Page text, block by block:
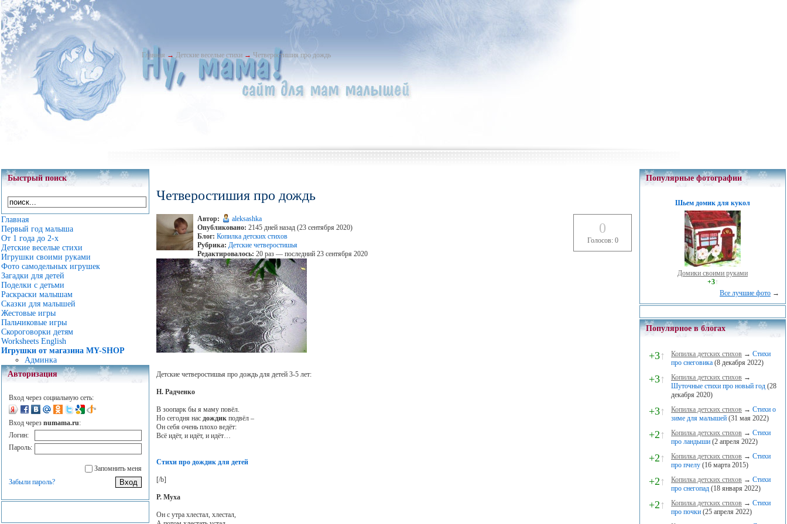
Главная → Детские веселые стихи → Четверостишия про дождь
Быстрый поиск
Главная
Первый год малыша
От 1 года до 2-х
Детские веселые стихи
Игрушки своими руками
Фото самодельных игрушек
Загадки для детей
Поделки с детьми
Раскраски малышам
Сказки для малышей
Жестовые игры
Пальчиковые игры
Скороговорки детям
Worksheets English
Игрушки от магазина MY-SHOP
Админка
Авторизация
Вход через социальную сеть:
Вход через numama.ru:
Логин:
Пароль:
Запомнить меня
Забыли пароль?
Четверостишия про дождь
Автор:
aleksashka
Опубликовано: 2145 дней назад (23 сентября 2020)
Блог: Копилка детских стихов
Рубрика: Детские четверостишья
Редактировалось: 20 раз — последний 23 сентября 2020
0
Голосов: 0
Детские четверостишья про дождь для детей 3-5 лет:
Н. Радченко
В зоопарк бы я маму повёл.
Но сегодня насдождик подвёл –
Он себя очень плохо ведёт:
Всё идёт, и идёт, и идёт…
Стихи про дождик для детей
[/b]
Р. Муха
Он с утра хлестал, хлестал,
Популярные фотографии
Шьем домик для кукол
Домики своими руками
+3↑
Все лучшие фото →
Популярное в блогах
+3↑ Копилка детских стихов → Стихи
про снеговика (8 декабря 2022)
+3↑ Копилка детских стихов →
Шуточные стихи про новый год (28
декабря 2020)
+3↑ Копилка детских стихов → Стихи о
зиме для малышей (31 мая 2022)
+2↑ Копилка детских стихов → Стихи
про ландыши (2 апреля 2022)
+2↑ Копилка детских стихов → Стихи
про пчелу (16 марта 2015)
+2↑ Копилка детских стихов → Стихи
про снегопад (18 января 2022)
+2↑ Копилка детских стихов → Стихи
про почки (25 апреля 2022)